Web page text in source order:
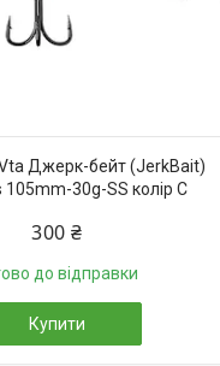
Джерк-бейт (JerkBait)
30g-SS колір C
300 ₴
до відправки
Купити